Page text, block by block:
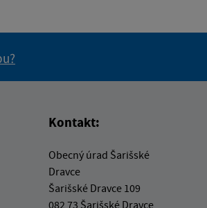
Kontakt:
Obecný úrad Šarišské
Dravce
Šarišské Dravce 109
082 73 Šarišské Dravce